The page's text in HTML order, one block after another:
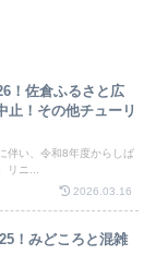
！佐倉ふるさと広
止！その他チューリ
伴い、令和8年度からしば
リニ...
2026.03.16
！みどころと混雑